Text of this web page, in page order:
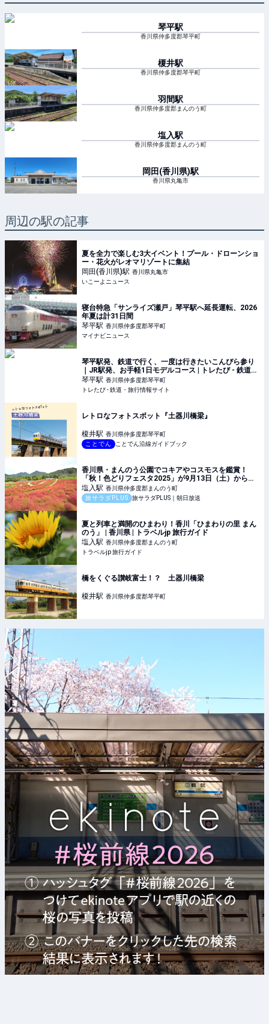
琴平駅
香川県仲多度郡琴平町
榎井駅
香川県仲多度郡琴平町
羽間駅
香川県仲多度郡まんのう町
塩入駅
香川県仲多度郡まんのう町
岡田(香川県)駅
香川県丸亀市
周辺の駅の記事
夏を全力で楽しむ3大イベント！プール・ドローンショ
ー・花火がレオマリゾートに集結
岡田(香川県)駅 香川県丸亀市
いこーよニュース
寝台特急「サンライズ瀬戸」琴平駅へ延長運転、2026
年夏は計31日間
琴平駅 香川県仲多度郡琴平町
マイナビニュース
琴平駅発、鉄道で行く、一度は行きたいこんぴら参り
｜JR駅発、お手軽1日モデルコース | トレたび - 鉄道・
旅行情報サイト
琴平駅 香川県仲多度郡琴平町
トレたび - 鉄道・旅行情報サイト
レトロなフォトスポット『土器川橋梁』
榎井駅 香川県仲多度郡琴平町
ことでん
ことでん沿線ガイドブック
香川県・まんのう公園でコキアやコスモスを鑑賞！
「秋！色どりフェスタ2025」が9月13日（土）から開
催
塩入駅 香川県仲多度郡まんのう町
旅サラダPLUS
旅サラダPLUS｜朝日放送
夏と列車と満開のひまわり！香川「ひまわりの里 まん
のう」 | 香川県 | トラベルjp 旅行ガイド
塩入駅 香川県仲多度郡まんのう町
トラベルjp 旅行ガイド
橋をくぐる讃岐富士！？ 土器川橋梁
榎井駅 香川県仲多度郡琴平町